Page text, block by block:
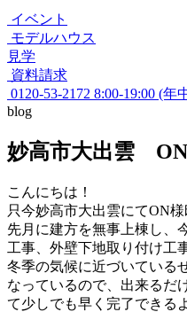
イベント
モデルハウス
見学
資料請求
0120-53-2172 8:00-19:00 (年
blog
妙高市大出雲
こんにちは！
只今妙高市大出雲にてON
先月に建方を無事上棟し、
工事、外壁下地取り付け工
冬季の気候に近づいている
なっているので、出来るだ
て少しでも早く完了できる